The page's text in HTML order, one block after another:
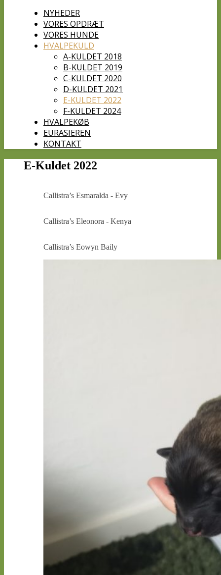
NYHEDER
VORES OPDRÆT
VORES HUNDE
HVALPEKULD
A-KULDET 2018
B-KULDET 2019
C-KULDET 2020
D-KULDET 2021
E-KULDET 2022
F-KULDET 2024
HVALPEKØB
EURASIEREN
KONTAKT
E-Kuldet 2022
Callistra’s Esmaralda - Evy
Callistra’s Eleonora - Kenya
Callistra’s Eowyn Baily